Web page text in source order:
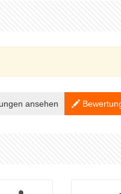
ansehen